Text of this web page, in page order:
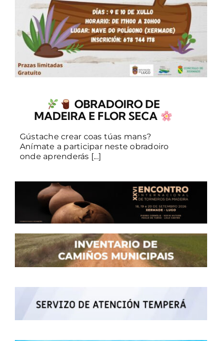
OBRADOIRO DE
MADEIRA E FLOR SECA
Gústache crear coas túas mans?
Anímate a participar neste obradoiro
onde aprenderás [...]